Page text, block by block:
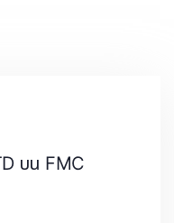
บน FMC